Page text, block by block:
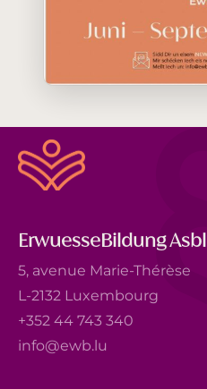
ErwuesseBildung Asbl
5, avenue Marie-Thérèse
L-2132 Luxembourg
+352 44 743 340
info@ewb.lu